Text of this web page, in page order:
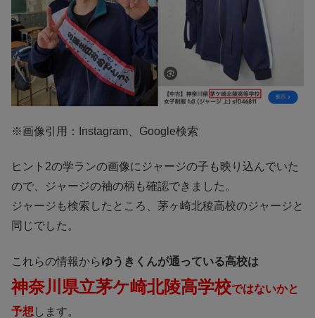
※画像引用：Instagram、Google検索
ヒント2の学ランの画像にジャージの子も映り込んでいた
ので、ジャージの袖の柄も確認できました。
ジャージも検索したところ、茅ヶ崎北稜高校のジャージと
同じでした。
これらの情報からゆうきくんが通っている高校は
神奈川県立茅ケ崎北陵高学校ではないかと
予想 します。